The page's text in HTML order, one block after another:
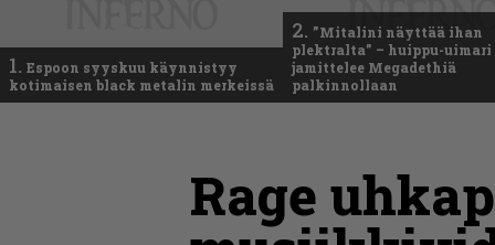
1. Espoon syyskuu käynnistyy
kotimaisen black metalin merkeissä
2. ”Mitalini näyttää ihan
plektralta” – huippu-uimari
jamittelee Megadethiä
palkinnollaan
Rage